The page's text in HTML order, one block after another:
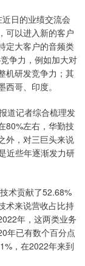
日的业绩交流会
可以进入新的客户
定大客户的音频类
争力，例如加大对
机研发竞争力；其
哥、印度。
道记者综合梳理发
80%左右，华勤技
外，对三巨头来说
近些年逐渐发力研
术贡献了52.68%
术来说营收占比持
年，这两类业务
年已有数个百分点
，在2022年来到